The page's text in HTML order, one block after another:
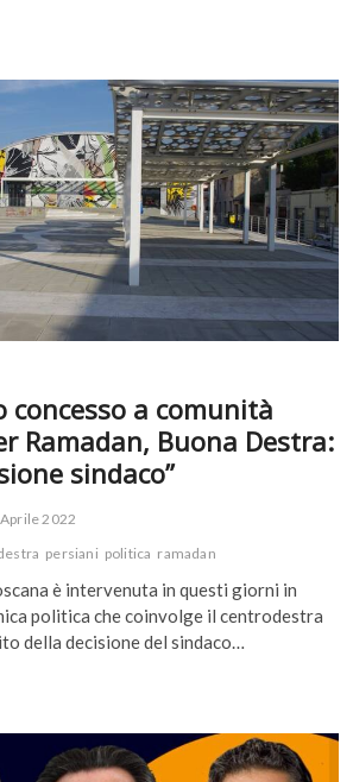
concesso a comunità
Ramadan, Buona Destra:
sindaco”
2022
persiani politica ramadan
è intervenuta in questi giorni in
politica che coinvolge il centrodestra
della decisione del sindaco…